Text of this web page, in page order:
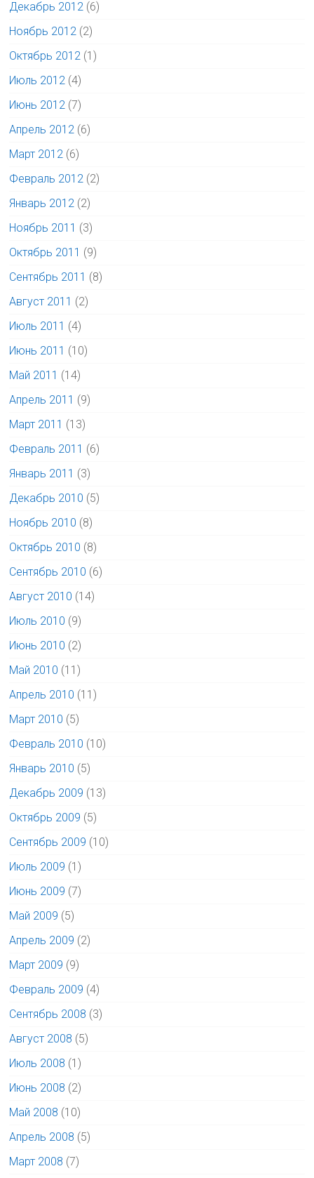
Декабрь 2012 (6)
Ноябрь 2012 (2)
Октябрь 2012 (1)
Июль 2012 (4)
Июнь 2012 (7)
Апрель 2012 (6)
Март 2012 (6)
Февраль 2012 (2)
Январь 2012 (2)
Ноябрь 2011 (3)
Октябрь 2011 (9)
Сентябрь 2011 (8)
Август 2011 (2)
Июль 2011 (4)
Июнь 2011 (10)
Май 2011 (14)
Апрель 2011 (9)
Март 2011 (13)
Февраль 2011 (6)
Январь 2011 (3)
Декабрь 2010 (5)
Ноябрь 2010 (8)
Октябрь 2010 (8)
Сентябрь 2010 (6)
Август 2010 (14)
Июль 2010 (9)
Июнь 2010 (2)
Май 2010 (11)
Апрель 2010 (11)
Март 2010 (5)
Февраль 2010 (10)
Январь 2010 (5)
Декабрь 2009 (13)
Октябрь 2009 (5)
Сентябрь 2009 (10)
Июль 2009 (1)
Июнь 2009 (7)
Май 2009 (5)
Апрель 2009 (2)
Март 2009 (9)
Февраль 2009 (4)
Сентябрь 2008 (3)
Август 2008 (5)
Июль 2008 (1)
Июнь 2008 (2)
Май 2008 (10)
Апрель 2008 (5)
Март 2008 (7)